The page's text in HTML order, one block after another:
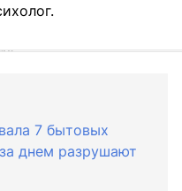
7 бытовых
днем разрушают